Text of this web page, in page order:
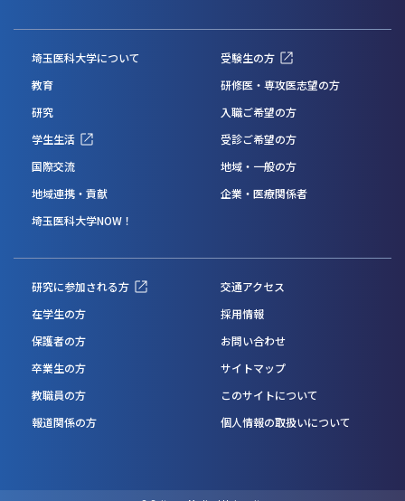
埼玉医科大学について
教育
研究
学生生活
国際交流
地域連携・貢献
埼玉医科大学NOW！
受験生の方
研修医・専攻医志望の方
入職ご希望の方
受診ご希望の方
地域・一般の方
企業・医療関係者
研究に参加される方
在学生の方
保護者の方
卒業生の方
教職員の方
報道関係の方
交通アクセス
採用情報
お問い合わせ
サイトマップ
このサイトについて
個人情報の取扱いについて